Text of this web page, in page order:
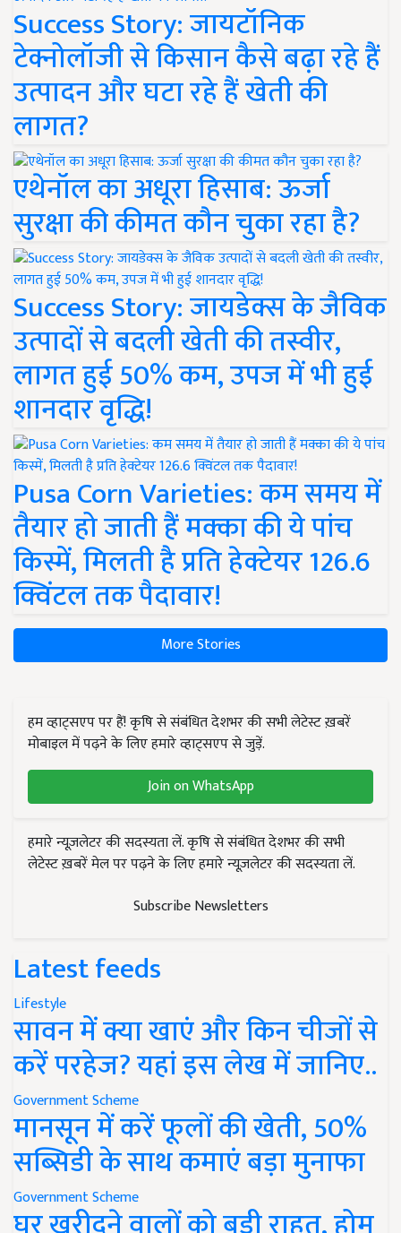
Success Story: जायटॉनिक
टेक्नोलॉजी से किसान कैसे बढ़ा रहे हैं
उत्पादन और घटा रहे हैं खेती की
लागत?
एथेनॉल का अधूरा हिसाब: ऊर्जा
सुरक्षा की कीमत कौन चुका रहा है?
Success Story: जायडेक्स के जैविक
उत्पादों से बदली खेती की तस्वीर,
लागत हुई 50% कम, उपज में भी हुई
शानदार वृद्धि!
Pusa Corn Varieties: कम समय में
तैयार हो जाती हैं मक्का की ये पांच
किस्में, मिलती है प्रति हेक्टेयर 126.6
क्विंटल तक पैदावार!
More Stories
हम व्हाट्सएप पर हैं! कृषि से संबंधित देशभर की सभी लेटेस्ट ख़बरें
मोबाइल में पढ़ने के लिए हमारे व्हाट्सएप से जुड़ें.
Join on WhatsApp
हमारे न्यूज़लेटर की सदस्यता लें. कृषि से संबंधित देशभर की सभी
लेटेस्ट ख़बरें मेल पर पढ़ने के लिए हमारे न्यूज़लेटर की सदस्यता लें.
Subscribe Newsletters
Latest feeds
Lifestyle
सावन में क्या खाएं और किन चीजों से
करें परहेज? यहां इस लेख में जानिए..
Government Scheme
मानसून में करें फूलों की खेती, 50%
सब्सिडी के साथ कमाएं बड़ा मुनाफा
Government Scheme